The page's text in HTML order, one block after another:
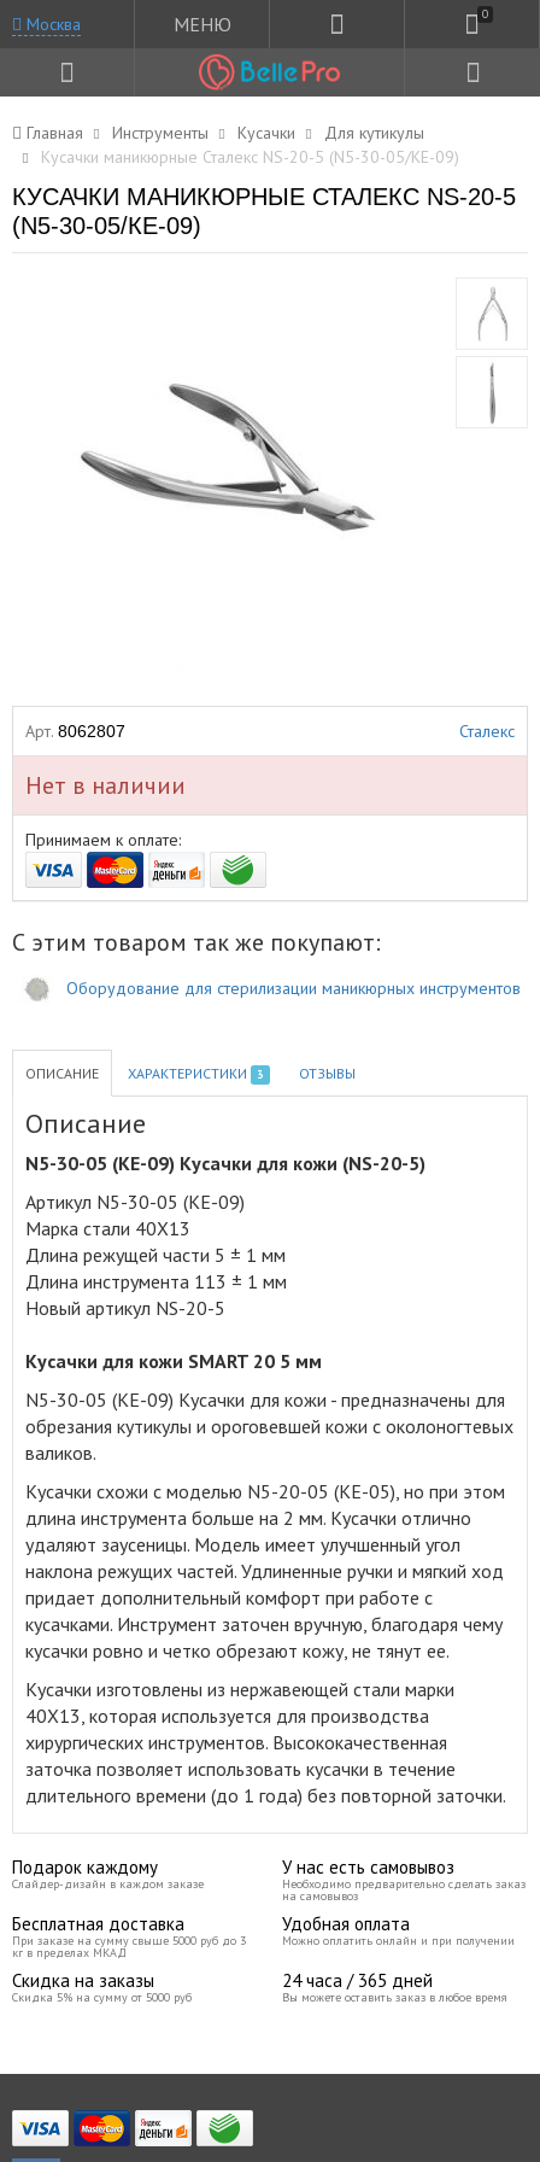
Москва МЕНЮ 0
Главная Инструменты Кусачки
Для кутикулы
Кусачки маникюрные Сталекс NS-20-5 (N5-30-05/КЕ-09)
КУСАЧКИ МАНИКЮРНЫЕ СТАЛЕКС NS-20-5
(N5-30-05/КЕ-09)
Арт. 8062807 Сталекс
Нет в наличии
Принимаем к оплате:
С этим товаром так же покупают:
Оборудование для стерилизации маникюрных инструментов
ОПИСАНИЕ ХАРАКТЕРИСТИКИ 3 ОТЗЫВЫ
Описание
N5-30-05 (КЕ-09) Кусачки для кожи (NS-20-5)
Артикул N5-30-05 (КЕ-09)
Марка стали 40Х13
Длина режущей части 5 ± 1 мм
Длина инструмента 113 ± 1 мм
Новый артикул NS-20-5
Кусачки для кожи SMART 20 5 мм
N5-30-05 (КЕ-09) Кусачки для кожи - предназначены для
обрезания кутикулы и ороговевшей кожи с околоногтевых
валиков.
Кусачки схожи с моделью N5-20-05 (КЕ-05), но при этом
длина инструмента больше на 2 мм. Кусачки отлично
удаляют заусеницы. Модель имеет улучшенный угол
наклона режущих частей. Удлиненные ручки и мягкий ход
придает дополнительный комфорт при работе с
кусачками. Инструмент заточен вручную, благодаря чему
кусачки ровно и четко обрезают кожу, не тянут ее.
Кусачки изготовлены из нержавеющей стали марки
40Х13, которая используется для производства
хирургических инструментов. Высококачественная
заточка позволяет использовать кусачки в течение
длительного времени (до 1 года) без повторной заточки.
Подарок каждому
Слайдер-дизайн в каждом заказе
У нас есть самовывоз
Необходимо предварительно сделать заказ
на самовывоз
Бесплатная доставка
При заказе на сумму свыше 5000 руб до 3
кг в пределах МКАД
Удобная оплата
Можно оплатить онлайн и при получении
Скидка на заказы
Скидка 5% на сумму от 5000 руб
24 часа / 365 дней
Вы можете оставить заказ в любое время